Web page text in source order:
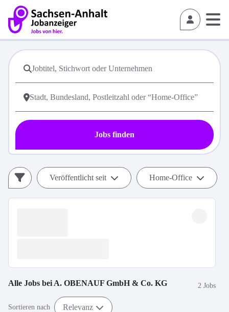
Jobs finden
Veröffentlicht seit Home-Office
Alle Jobs bei A. OBENAUF GmbH & Co. KG 2 Jobs
Sortieren nach Relevanz